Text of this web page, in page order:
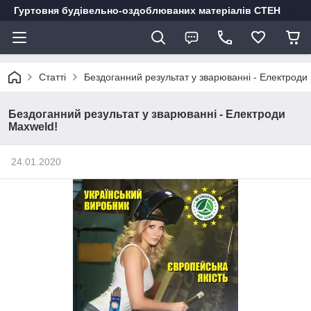
Гуртовня будівельно-оздоблюваних матеріалів СТЕН
Статті Бездоганний результат у зварюванні -
Бездоганний результат у зварюванні - Електроди
Maxweld!
24.01.2020